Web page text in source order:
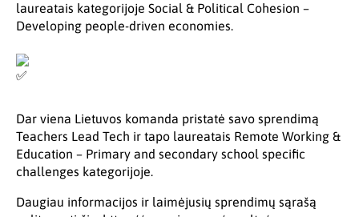
laureatais kategorijoje Social & Political Cohesion –
Developing people-driven economies.
Dar viena Lietuvos komanda pristatė savo sprendimą
Teachers Lead Tech ir tapo laureatais Remote Working &
Education – Primary and secondary school specific
challenges kategorijoje.
Daugiau informacijos ir laimėjusių sprendimų sąrašą